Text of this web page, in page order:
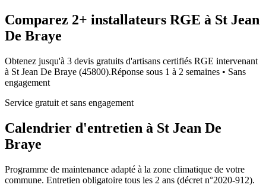
Comparez 2+ installateurs RGE à St Jean
De Braye
Obtenez jusqu'à 3 devis gratuits d'artisans certifiés RGE intervenant
à St Jean De Braye (45800).Réponse sous 1 à 2 semaines • Sans
engagement
Service gratuit et sans engagement
Calendrier d'entretien à St Jean De
Braye
Programme de maintenance adapté à la zone climatique de votre
commune. Entretien obligatoire tous les 2 ans (décret n°2020-912).